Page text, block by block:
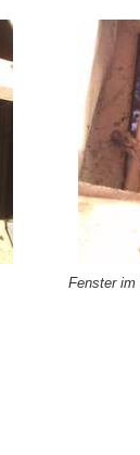
Fenster im